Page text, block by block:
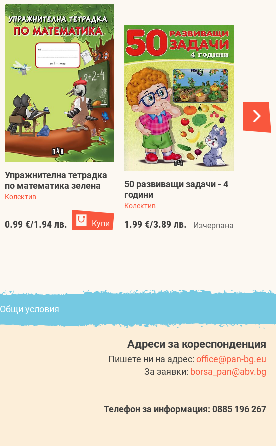
Упражнителна тетрадка
по математика зелена
Колектив
0.99 €/1.94 лв. Купи
50 развиващи задачи - 4
години
Колектив
1.99 €/3.89 лв. Изчерпана
Общи условия
Адреси за кореспонденция
Пишете ни на адрес: office@pan-bg.eu
За заявки: borsa_pan@abv.bg
Телефон за информация: 0885 196 267